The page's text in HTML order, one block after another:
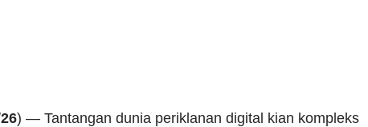
) — Tantangan dunia periklanan digital kian kompleks